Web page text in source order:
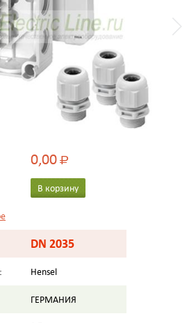
0,00Р
В корзину
DN 2035
Hensel
ГЕРМАНИЯ